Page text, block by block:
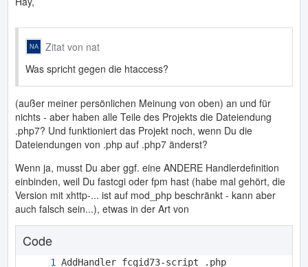
Zitat von nat
Was spricht gegen die htaccess?
(außer meiner persönlichen Meinung von oben) an und für
nichts - aber haben alle Teile des Projekts die Dateiendung
.php7? Und funktioniert das Projekt noch, wenn Du die
Dateiendungen von .php auf .php7 änderst?
Wenn ja, musst Du aber ggf. eine ANDERE Handlerdefinition
einbinden, weil Du fastcgi oder fpm hast (habe mal gehört, die
Version mit xhttp-... ist auf mod_php beschränkt - kann aber
auch falsch sein...), etwas in der Art von
Code
AddHandler fcgid73-script .php